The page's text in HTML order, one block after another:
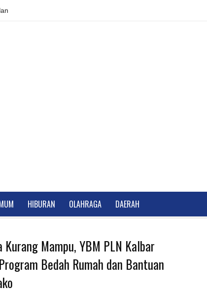
HIBURAN OLAHRAGA DAERAH
Kurang Mampu, YBM PLN Kalbar
Bedah Rumah dan Bantuan